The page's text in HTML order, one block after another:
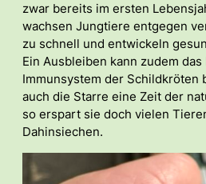
zwar bereits im ersten
wachsen Jungtiere entgegen
zu schnell und entwickeln
Ein Ausbleiben kann zudem
Immunsystem der Schildkröten
auch die Starre eine Zeit der
so erspart sie doch vielen
Dahinsiechen.